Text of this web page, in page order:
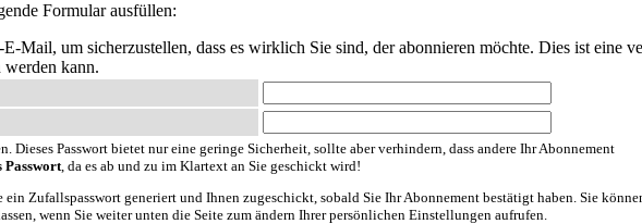
Formular ausfüllen:
Mail, um sicherzustellen, dass es wirklich Sie sind, der abonnieren möchte. Dies ist eine
werden kann.
Dieses Passwort bietet nur eine geringe Sicherheit, sollte aber verhindern, dass andere Ihr Abonnement
Passwort, da es ab und zu im Klartext an Sie geschickt wird!
ein Zufallspasswort generiert und Ihnen zugeschickt, sobald Sie Ihr Abonnement bestätigt haben. Sie
wenn Sie weiter unten die Seite zum ändern Ihrer persönlichen Einstellungen aufrufen.